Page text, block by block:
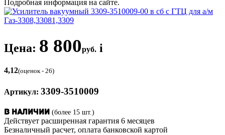
Подробная информация на сайте.
Цена: 8 800руб. i
4,12(оценок - 26)
Артикул: 3309-3510009
В наличии (более 15 шт.)
Действует расширенная гарантия 6 месяцев
Безналичный расчет, оплата банковской картой